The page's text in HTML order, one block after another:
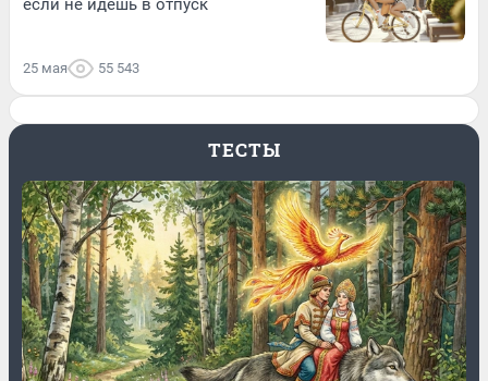
25 мая 55 543
ТЕСТЫ